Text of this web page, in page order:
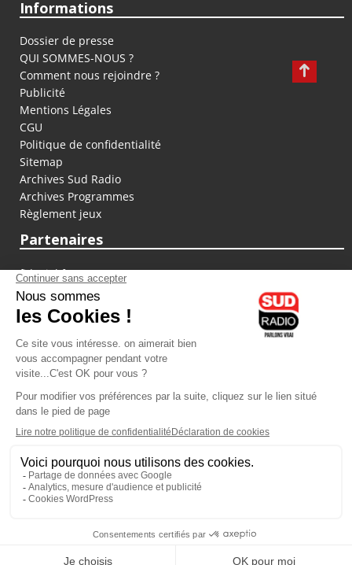
Informations
Dossier de presse
QUI SOMMES-NOUS ?
Comment nous rejoindre ?
Publicité
Mentions Légales
CGU
Politique de confidentialité
Sitemap
Archives Sud Radio
Archives Programmes
Règlement jeux
Partenaires
fiducial.fr
lyoncapitale.fr
olympique-et-lyonnais.com
L'application Iphone / Android
Téléchargez l'application
Les cookies
Gestion des cookies
Crédit photos : ©Sud Radio / Pierre Olivier
Jon Rakotozafy
Jacques Cardoze